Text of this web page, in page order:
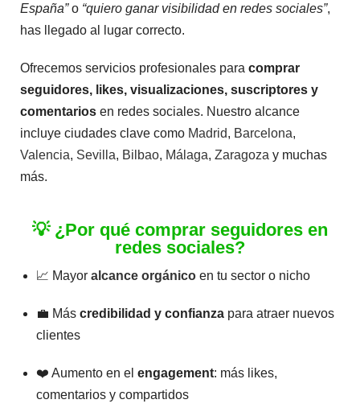
Likes en
Facebook
$2.80 -
$42.70
V
a
l
a
d
n
5
base a
de clientes
España”o “quiero ganar visibilidad en redes sociales”,
has llegado al lugar correcto.
Ofrecemos servicios profesionales paracomprar
seguidores, likes, visualizaciones, suscriptores y
comentarios en redes sociales. Nuestro alcance
incluye ciudades clave como Madrid, Barcelona,
Valencia, Sevilla, Bilbao, Málaga,Zaragoza y muchas
más.
💡 ¿Por qué comprar seguidores en
redes sociales?
📈 Mayoralcance orgánico en tu sector o nicho
💼 Máscredibilidad y confianza para atraer nuevos
clientes
❤️ Aumento en elengagement: más likes,
comentarios y compartidos